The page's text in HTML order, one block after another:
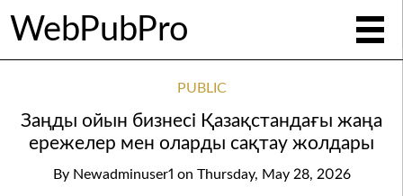
WebPubPro
PUBLIC
Заңды ойын бизнесі Қазақстандағы жаңа
ережелер мен оларды сақтау жолдары
By Newadminuser1 on Thursday, May 28, 2026